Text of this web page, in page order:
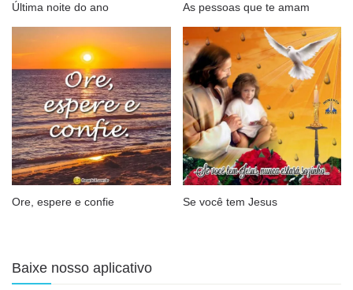
Última noite do ano As pessoas que te amam
Ore, espere e confie Se você tem Jesus
Baixe nosso aplicativo